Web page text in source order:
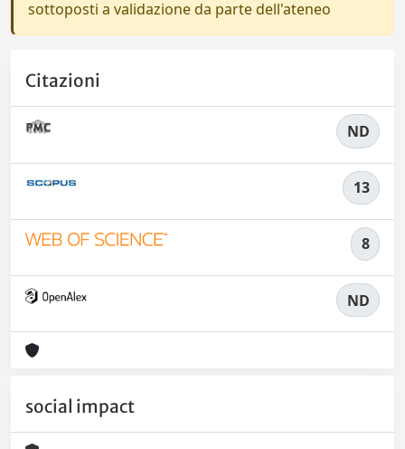
sottoposti a validazione da parte dell'ateneo
Citazioni
ND
13
8
ND
social impact